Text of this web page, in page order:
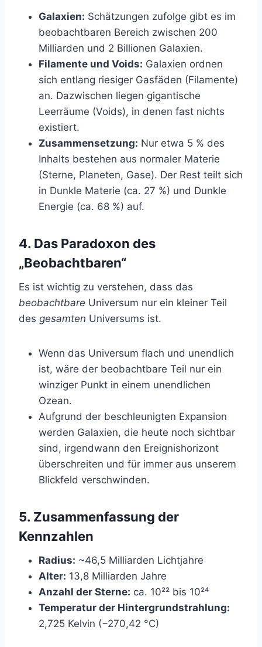
Galaxien: Schätzungen zufolge gibt es im
beobachtbaren Bereich zwischen 200
Milliarden und 2 Billionen Galaxien.
Filamente und Voids: Galaxien ordnen
sich entlang riesiger Gasfäden (Filamente)
an. Dazwischen liegen gigantische
Leerräume (Voids), in denen fast nichts
existiert.
Zusammensetzung: Nur etwa 5 % des
Inhalts bestehen aus normaler Materie
(Sterne, Planeten, Gase). Der Rest teilt sich
in Dunkle Materie (ca. 27 %) und Dunkle
Energie (ca. 68 %) auf.
4. Das Paradoxon des
„Beobachtbaren“
Es ist wichtig zu verstehen, dass das
beobachtbare Universum nur ein kleiner Teil
des gesamten Universums ist.
Wenn das Universum flach und unendlich
ist, wäre der beobachtbare Teil nur ein
winziger Punkt in einem unendlichen
Ozean.
Aufgrund der beschleunigten Expansion
werden Galaxien, die heute noch sichtbar
sind, irgendwann den Ereignishorizont
überschreiten und für immer aus unserem
Blickfeld verschwinden.
5. Zusammenfassung der
Kennzahlen
Radius: ~46,5 Milliarden Lichtjahre
Alter: 13,8 Milliarden Jahre
Anzahl der Sterne: ca. 10²² bis 10²⁴
Temperatur der Hintergrundstrahlung:
2,725 Kelvin (−270,42 °C)